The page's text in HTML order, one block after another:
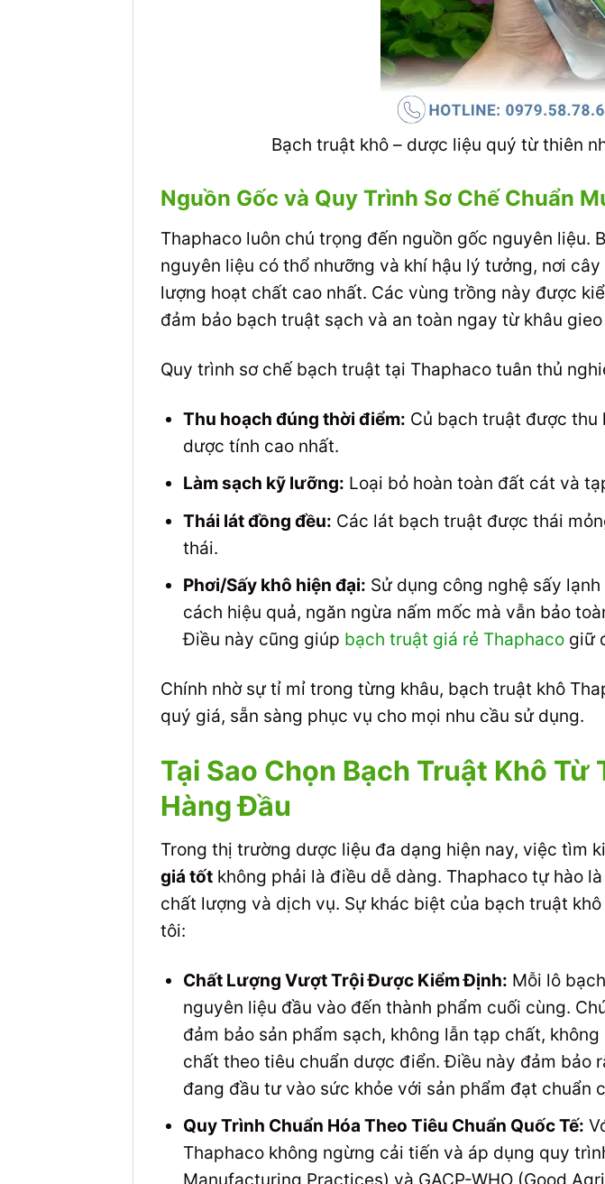
Bạch truật khô – dược liệu quý từ thiên
Nguồn Gốc và Quy Trình Sơ Chế Chuẩn
Thaphaco luôn chú trọng đến nguồn gốc nguyên
nguyên liệu có thổ nhưỡng và khí hậu lý tưởng, nơi
lượng hoạt chất cao nhất. Các vùng trồng này được
đảm bảo bạch truật sạch và an toàn ngay từ khâu
Quy trình sơ chế bạch truật tại Thaphaco tuân thủ
Thu hoạch đúng thời điểm: Củ bạch truật được thu
dược tính cao nhất.
Làm sạch kỹ lưỡng: Loại bỏ hoàn toàn đất cát và
Thái lát đồng đều: Các lát bạch truật được thái
thái.
Phơi/Sấy khô hiện đại: Sử dụng công nghệ sấy
cách hiệu quả, ngăn ngừa nấm mốc mà vẫn bảo
Điều này cũng giúp bạch truật giá rẻ Thaphacogiữ
Chính nhờ sự tỉ mỉ trong từng khâu, bạch truật khô
quý giá, sẵn sàng phục vụ cho mọi nhu cầu sử dụng.
Tại Sao Chọn Bạch Truật Khô
Hàng Đầu
Trong thị trường dược liệu đa dạng hiện nay, việc tìm
giá tốt không phải là điều dễ dàng. Thaphaco tự hào
chất lượng và dịch vụ. Sự khác biệt của bạch truật
tôi:
Chất Lượng Vượt Trội Được Kiểm Định: Mỗi lô
nguyên liệu đầu vào đến thành phẩm cuối cùng.
đảm bảo sản phẩm sạch, không lẫn tạp chất,
chất theo tiêu chuẩn dược điển. Điều này đảm bảo
đang đầu tư vào sức khỏe với sản phẩm đạt chuẩn
Quy Trình Chuẩn Hóa Theo Tiêu Chuẩn Quốc Tế:
Thaphaco không ngừng cải tiến và áp dụng quy